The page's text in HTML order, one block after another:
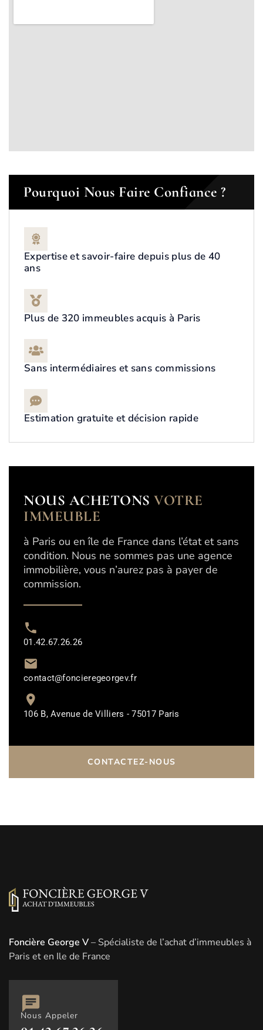
Pourquoi Nous Faire Confiance ?
Expertise et savoir-faire depuis plus de 40
ans
Plus de 320 immeubles acquis à Paris
Sans intermédiaires et sans commissions
Estimation gratuite et décision rapide
NOUS ACHETONS VOTRE
IMMEUBLE
à Paris ou en île de France dans l’état et sans
condition. Nous ne sommes pas une agence
immobilière, vous n’aurez pas à payer de
commission.
01.42.67.26.26
contact@foncieregeorgev.fr
106 B, Avenue de Villiers - 75017 Paris
CONTACTEZ-NOUS
Foncière George V– Spécialiste de l’achat d’immeubles à
Paris et en Ile de France
Nous Appeler